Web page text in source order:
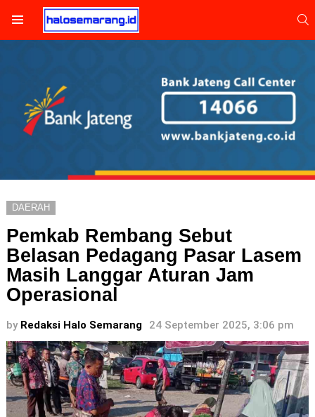
DAERAH
Pemkab Rembang Sebut
Belasan Pedagang Pasar Lasem
Masih Langgar Aturan Jam
Operasional
by Redaksi Halo Semarang 24 September 2025, 3:06 pm